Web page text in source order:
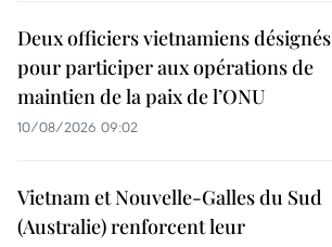
Deux officiers vietnamiens désignés
pour participer aux opérations de
maintien de la paix de l’ONU
10/08/2026 09:02
Vietnam et Nouvelle-Galles du Sud
(Australie) renforcent leur